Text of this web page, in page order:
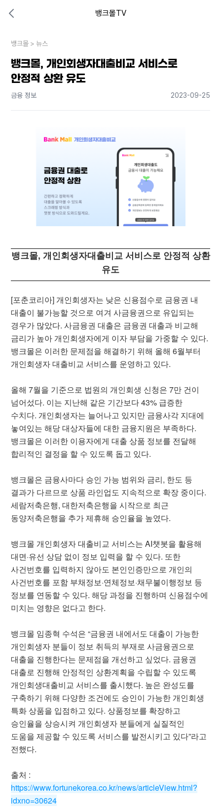
뱅크몰TV
내 상황엔 어떤 방법이 있을까?
뱅크몰 >뉴스
뱅크몰, 개인회생자대출비교 서비스로
안정적 상환 유도
금융 정보 2023-09-25
뱅크몰, 개인회생자대출비교 서비스로 안정적 상환
유도
[포춘코리아] 개인회생자는 낮은 신용점수로 금융권 내
대출이 불가능할 것으로 여겨 사금융권으로 유입되는
경우가 많았다. 사금융권 대출은 금융권 대출과 비교해
금리가 높아 개인회생자에게 이자 부담을 가중할 수 있다.
뱅크몰은 이러한 문제점을 해결하기 위해 올해 6월부터
개인회생자 대출비교 서비스를 운영하고 있다.
올해 7월을 기준으로 법원의 개인회생 신청은 7만 건이
넘어섰다. 이는 지난해 같은 기간보다 43% 급증한
수치다. 개인회생자는 늘어나고 있지만 금융사각 지대에
놓여있는 해당 대상자들에 대한 금융지원은 부족하다.
뱅크몰은 이러한 이용자에게 대출 상품 정보를 전달해
합리적인 결정을 할 수 있도록 돕고 있다.
뱅크몰은 금융사마다 승인 가능 범위와 금리, 한도 등
결과가 다르므로 상품 라인업도 지속적으로 확장 중이다.
세람저축은행, 대한저축은행을 시작으로 최근
동양저축은행을 추가 제휴해 승인율을 높였다.
뱅크몰 개인회생자 대출비교 서비스는 AI챗봇을 활용해
대면·유선 상담 없이 정보 입력을 할 수 있다. 또한
사건번호를 입력하지 않아도 본인인증만으로 개인의
사건번호를 포함 부채정보·연체정보·채무불이행정보 등
정보를 연동할 수 있다. 해당 과정을 진행하며 신용점수에
미치는 영향은 없다고 한다.
뱅크몰 임종혁 수석은 “금융권 내에서도 대출이 가능한
개인회생자 분들이 정보 취득의 부재로 사금융권으로
대출을 진행한다는 문제점을 개선하고 싶었다. 금융권
대출로 진행해 안정적인 상환계획을 수립할 수 있도록
개인회생대출비교 서비스를 출시했다. 높은 완성도를
구축하기 위해 다양한 조건에도 승인이 가능한 개인회생
특화 상품을 입점하고 있다. 상품정보를 확장하고
승인율을 상승시켜 개인회생자 분들에게 실질적인
도움을 제공할 수 있도록 서비스를 발전시키고 있다”라고
전했다.
출처 :
https://www.fortunekorea.co.kr/news/articleView.html?
idxno=30624